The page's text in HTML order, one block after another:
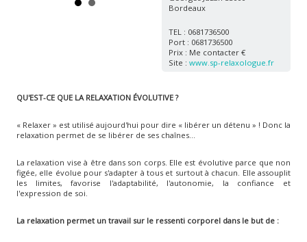
Bordeaux
TEL : 0681736500
Port : 0681736500
Prix : Me contacter €
Site : www.sp-relaxologue.fr
QU'EST-CE QUE LA RELAXATION ÉVOLUTIVE ?
« Relaxer » est utilisé aujourd'hui pour dire « libérer un détenu » ! Donc la
relaxation permet de se libérer de ses chaînes...
La relaxation vise à être dans son corps. Elle est évolutive parce que non
figée, elle évolue pour s'adapter à tous et surtout à chacun. Elle assouplit
les limites, favorise l'adaptabilité, l'autonomie, la confiance et
l'expression de soi.
La relaxation permet un travail sur le ressenti corporel dans le but de :